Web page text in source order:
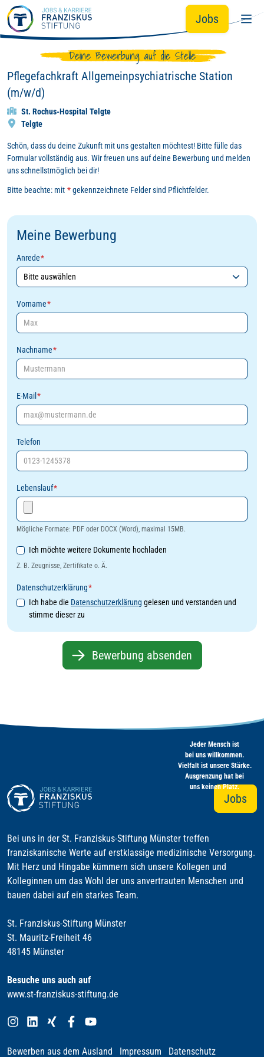
Zum Hauptinhalt springen Jobs
Deine Bewerbung auf die Stelle
Pflegefachkraft Allgemeinpsychiatrische Station
(m/w/d)
St. Rochus-Hospital Telgte
Telgte
Schön, dass du deine Zukunft mit uns gestalten möchtest! Bitte fülle das
Formular vollständig aus. Wir freuen uns auf deine Bewerbung und melden
uns schnellstmöglich bei dir!
Bitte beachte: mit *gekennzeichnete Felder sind Pflichtfelder.
Meine Bewerbung
Anrede*
Vorname*
Nachname*
E-Mail *
Telefon
Lebenslauf*
Mögliche Formate: PDF oder DOCX (Word), maximal 15MB.
Weitere Dokumente
Ich möchte weitere Dokumente hochladen
Z. B. Zeugnisse, Zertifikate o. Ä.
Datenschutzerklärung*
Ich habe die Datenschutzerklärung gelesen und verstanden und
stimme dieser zu
Bewerbung absenden
Jeder Mensch ist
bei uns willkommen.
Vielfalt ist unsere Stärke.
Ausgrenzung hat bei
uns keinen Platz.
Jobs
Bei uns in der St. Franziskus-Stiftung Münster treffen
franziskanische Werte auf erstklassige medizinische Versorgung.
Mit Herz und Hingabe kümmern sich unsere Kollegen und
Kolleginnen um das Wohl der uns anvertrauten Menschen und
bauen dabei auf ein starkes Team.
St. Franziskus-Stiftung Münster
St. Mauritz-Freiheit 46
48145 Münster
Besuche uns auch auf
www.st-franziskus-stiftung.de
Bewerben aus dem Ausland Impressum Datenschutz